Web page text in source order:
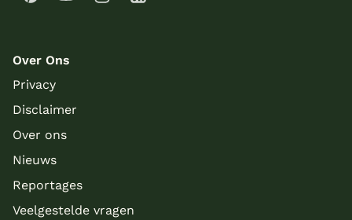
Over Ons
Privacy
Disclaimer
Over ons
Nieuws
Reportages
Veelgestelde vragen